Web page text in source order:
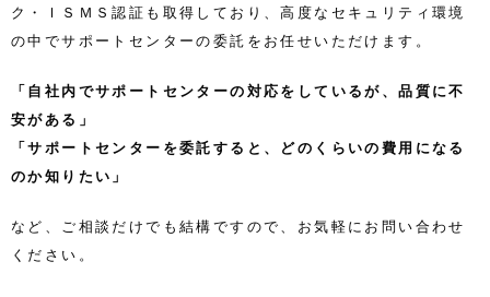
ク・ＩＳＭＳ認証も取得しており、高度なセキュリティ環境
の中でサポートセンターの委託をお任せいただけます。
「自社内でサポートセンターの対応をしているが、品質に不
安がある」
「サポートセンターを委託すると、どのくらいの費用になる
のか知りたい」
など、ご相談だけでも結構ですので、お気軽にお問い合わせ
ください。